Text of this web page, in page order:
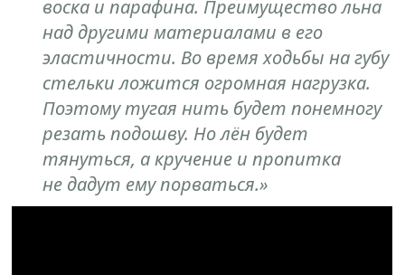
воска и парафина. Преимущество льна
над другими материалами в его
эластичности. Во время ходьбы на губу
стельки ложится огромная нагрузка.
Поэтому тугая нить будет понемногу
резать подошву. Но лён будет
тянуться, а кручение и пропитка
не дадут ему порваться.»